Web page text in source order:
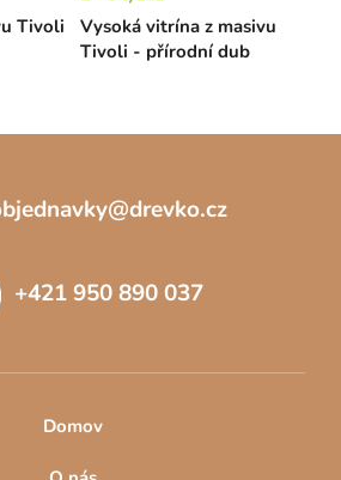
Tivoli
Vysoká vitrína z masivu
Tivoli - přírodní dub
@drevko.cz
+421 950 890 037
Domov